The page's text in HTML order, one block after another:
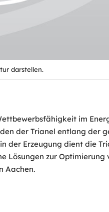
darstellen.
im
der Trianel entlang der
der Erzeugung dient die
Lösungen zur Optimierung
Aachen.